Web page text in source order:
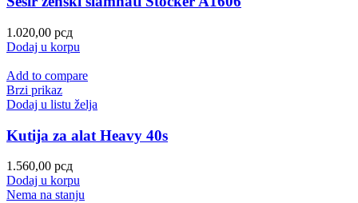
1.020,00 рсд
Dodaj u korpu
Add to compare
Brzi prikaz
Dodaj u listu želja
Kutija za alat Heavy 40s
1.560,00 рсд
Dodaj u korpu
Nema na stanju